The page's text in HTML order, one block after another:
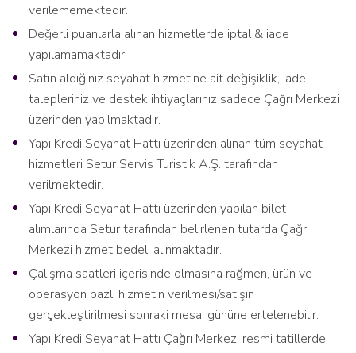
verilememektedir.
Değerli puanlarla alınan hizmetlerde iptal & iade
yapılamamaktadır.
Satın aldığınız seyahat hizmetine ait değişiklik, iade
talepleriniz ve destek ihtiyaçlarınız sadece Çağrı Merkezi
üzerinden yapılmaktadır.
Yapı Kredi Seyahat Hattı üzerinden alınan tüm seyahat
hizmetleri Setur Servis Turistik A.Ş. tarafından
verilmektedir.
Yapı Kredi Seyahat Hattı üzerinden yapılan bilet
alımlarında Setur tarafından belirlenen tutarda Çağrı
Merkezi hizmet bedeli alınmaktadır.
Çalışma saatleri içerisinde olmasına rağmen, ürün ve
operasyon bazlı hizmetin verilmesi/satışın
gerçekleştirilmesi sonraki mesai gününe ertelenebilir.
Yapı Kredi Seyahat Hattı Çağrı Merkezi resmi tatillerde